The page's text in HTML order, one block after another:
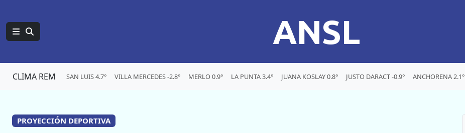
ANSL
CLIMA REM SAN LUIS 4.7° VILLA MERCEDES -2.8° MERLO 0.9° LA PUNTA 3.4° JUANA KOSLAY 0.8° JUSTO DARACT -0.9° ANCHORENA 2.1°
PROYECCIÓN DEPORTIVA